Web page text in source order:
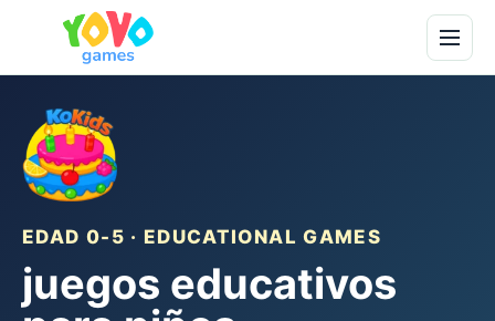
EDAD 0-5 · EDUCATIONAL GAMES
juegos educativos